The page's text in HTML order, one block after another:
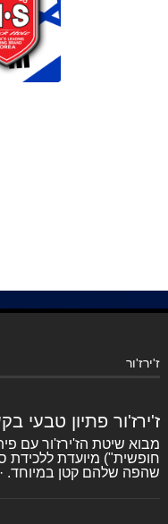
ז'ירז'ור
ז'ירז'ור פתיון טבעי
מבוא שיטת הז'ירז'ור עם
חופשית") מיועדת ללכידת
שהפה שלהם קטן במיוחד.